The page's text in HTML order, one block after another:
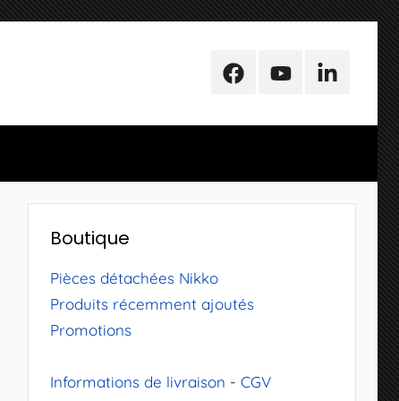
FacebookYoutubeLinkedIn
Boutique
Pièces détachées Nikko
Produits récemment ajoutés
Promotions
Informations de livraison - CGV